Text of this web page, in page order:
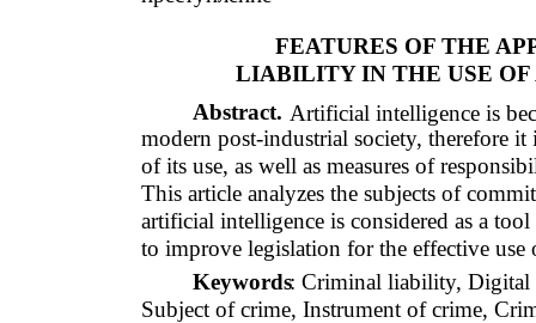
FEATURES OF THE
LIABILITY IN THE USE
Abstract. Artificial intelligence is
modern post-industrial society, therefore it
of its use, as well as measures of
This article analyzes the subjects of
artificial intelligence is considered as a
to improve legislation for the effective
Keywords: Criminal liability, Digital
Subject of crime, Instrument of crime,